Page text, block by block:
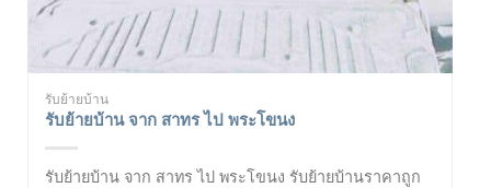
รับย้ายบ้าน
รับย้ายบ้าน จาก สาทร ไป พระโขนง
รับย้ายบ้าน จาก สาทร ไป พระโขนง รับย้ายบ้านราคาถูก